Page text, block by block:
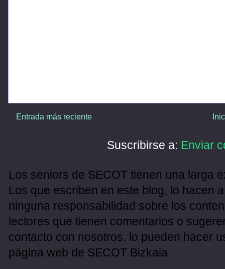
Entrada más reciente
Suscribirse a: Enviar
Los seniors de SECOT tienen una larga
Los que escriben en este blog, lo hacen
ninguna responsabilidad sobre los
lectores que tienen comentarios o
contacto con nosotros, lo pueden hacer
página web de SECOT Bizkaia.